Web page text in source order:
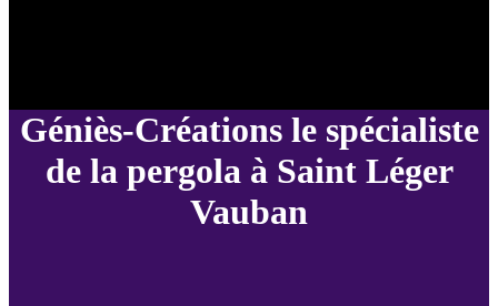
Géniès-Créations le spécialiste
de la pergola à Saint Léger
Vauban